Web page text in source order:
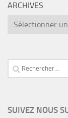
ARCHIVES
Archives
Rechercher :
SUIVEZ NOUS